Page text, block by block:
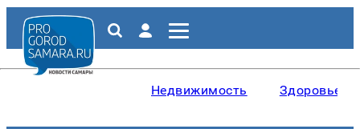
Недвижимость Здоровье